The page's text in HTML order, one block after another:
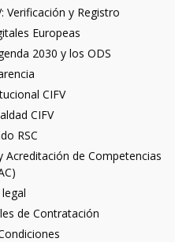
Verificación y Registro
Europeas
2030 y los ODS
CIFV
CIFV
RSC
de Competencias
de Contratación